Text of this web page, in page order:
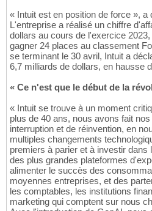
« Intuit est en position de force », a
L'entreprise a réalisé un chiffre
dollars au cours de l'exercice
gagner 24 places au classement
se terminant le 30 avril, Intuit a
6,7 milliards de dollars, en hausse
« Ce n'est que le début de la
« Intuit se trouve à un moment
plus de 40 ans, nous avons fait
interruption et de réinvention, en
multiples changements
premiers à parier et à investir dans
des plus grandes plateformes
alimenter le succès des
moyennes entreprises, et des
les comptables, les institutions
marketing qui comptent sur nous